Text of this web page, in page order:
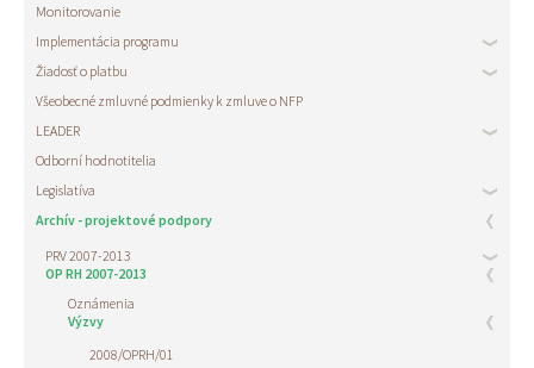
Monitorovanie
Implementácia programu
Žiadosť o platbu
Všeobecné zmluvné podmienky k zmluve o NFP
LEADER
Odborní hodnotitelia
Legislatíva
Archív - projektové podpory
PRV 2007-2013
OP RH 2007-2013
Oznámenia
Výzvy
2008/OPRH/01